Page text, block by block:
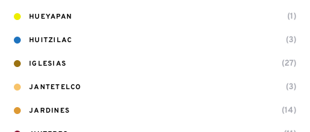
HUEYAPAN (1)
HUITZILAC (3)
IGLESIAS (27)
JANTETELCO (3)
JARDINES (14)